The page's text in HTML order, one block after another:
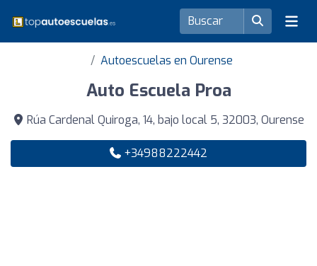
Autoescuelas en Ourense
Auto Escuela Proa
Rúa Cardenal Quiroga, 14, bajo local 5, 32003, Ourense
+34988222442